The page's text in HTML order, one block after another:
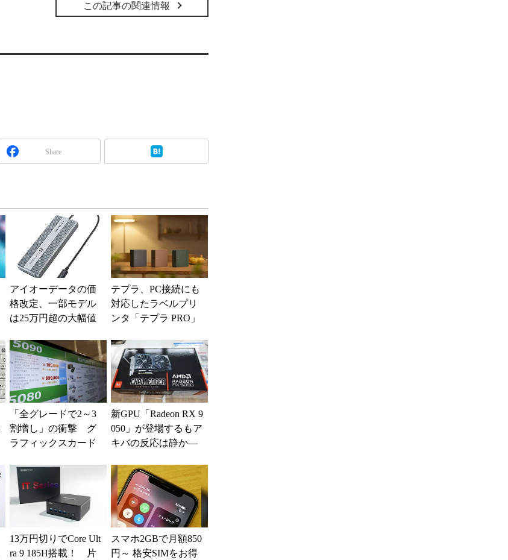
この記事の関連情報
Share
アイオーデータの価
格改定、一部モデル
は25万円超の大幅値
テプラ、PC接続にも
対応したラベルプリ
ンタ「テプラ PRO」
「全グレードで2～3
割増し」の衝撃 グ
ラフィックスカード
でアキバの購入制限
が深刻化
新GPU「Radeon RX 9
050」が登場するもア
キバの反応は静か―
ツ事...
13万円切りでCore Ult
ra 9 185H搭載！ 片
スマホ2GBで月額850
円～ 格安SIMをお得